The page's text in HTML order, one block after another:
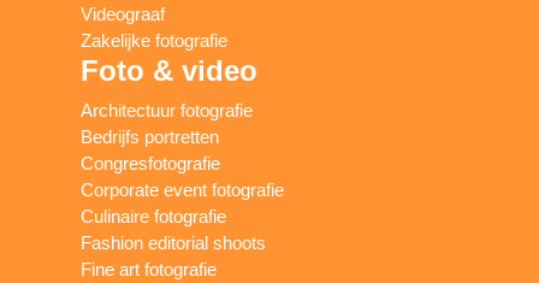
Videograaf
Zakelijke fotografie
Foto & video
Architectuur fotografie
Bedrijfs portretten
Congresfotografie
Corporate event fotografie
Culinaire fotografie
Fashion editorial shoots
Fine art fotografie